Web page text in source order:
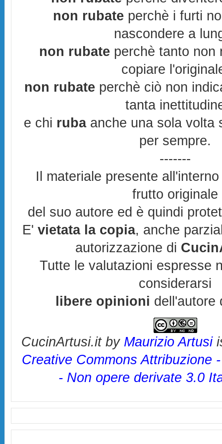
non rubate perchè i furti
nascondere a
non rubate perchè tanto non
copiare
non rubate perchè ciò non
tanta
e chi rubaanche una sola volta
per sempre.
-------
Il materiale presente
frutto originale
del suo autore ed è quindi
E'vietata la copia, anche
autorizzazione di
Tutte le valutazioni espresse
considerarsi
libere opinioni dell'autore
CucinArtusi.itby Maurizio Artusi
Creative Commons Attribuzione
- Non opere derivate 3.0